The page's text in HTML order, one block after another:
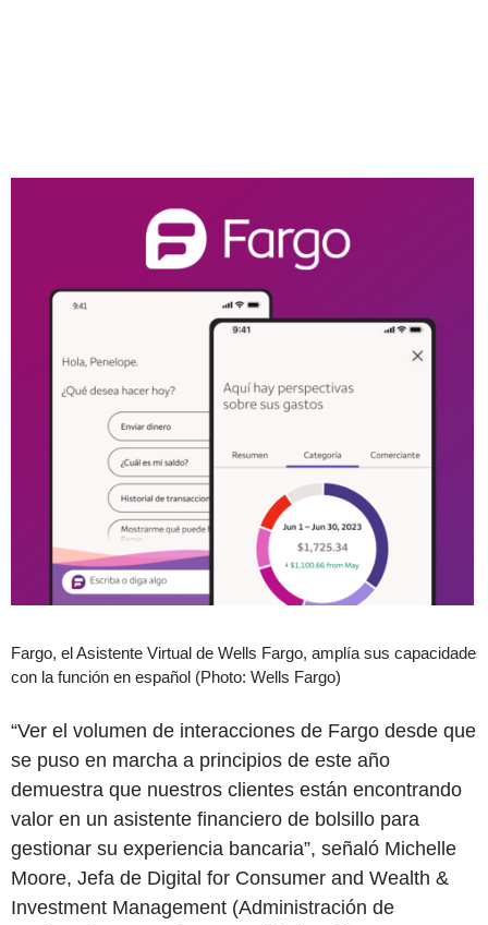
Fargo, el Asistente Virtual de Wells Fargo, amplía sus capacidades
con la función en español (Photo: Wells Fargo)
“Ver el volumen de interacciones de Fargo desde que
se puso en marcha a principios de este año
demuestra que nuestros clientes están encontrando
valor en un asistente financiero de bolsillo para
gestionar su experiencia bancaria”, señaló Michelle
Moore, Jefa de Digital for Consumer and Wealth &
Investment Management (Administración de